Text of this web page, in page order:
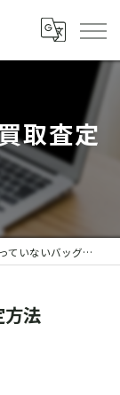
取査定
いないバッグの買取査定方法
方法